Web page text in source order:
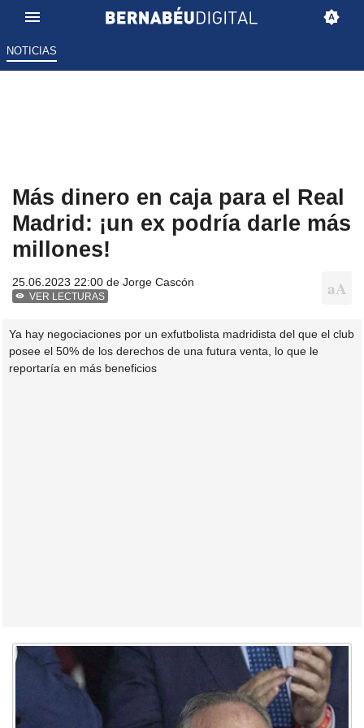
NOTICIAS
Más dinero en caja para el Real
Madrid: ¡un ex podría darle más
millones!
25.06.2023 22:00 de Jorge Cascón
VER LECTURAS
Ya hay negociaciones por un exfutbolista madridista del que el club
posee el 50% de los derechos de una futura venta, lo que le
reportaría en más beneficios